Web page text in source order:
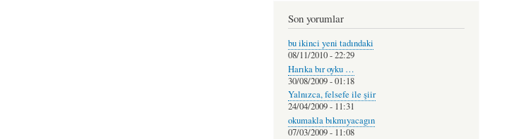
Son yorumlar
bu ikinci yeni tadındaki
08/11/2010 - 22:29
Harıka bır oyku …
30/08/2009 - 01:18
Yalnızca, felsefe ile şiir
24/04/2009 - 11:31
okumakla bıkmıyacagın
07/03/2009 - 11:08